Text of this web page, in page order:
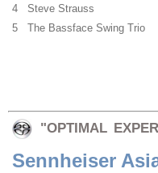
4 Steve Strauss
5 The Bassface Swing Trio
"OPTIMAL
Sennheiser